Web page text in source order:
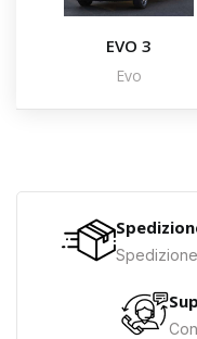
EVO 3
Evo